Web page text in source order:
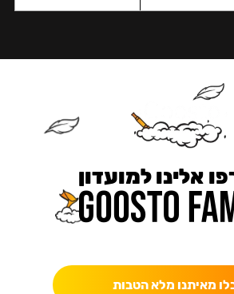
אלינו למועדון
מאיתנו מלא הטבות